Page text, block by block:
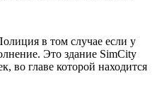
в том случае если у
Это здание SimCity
во главе которой находится